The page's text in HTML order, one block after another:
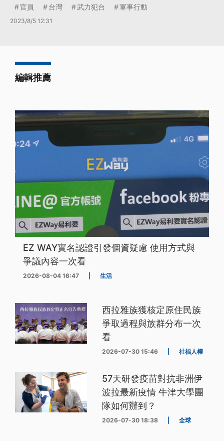
官員 台灣 武力犯台 軍事行動
2023/8/5 12:31
編輯推薦
EZ WAY實名認證引發個資疑慮 使用方式與
爭議內容一次看
2026-08-04 16:47 生活
西拉雅族獲核定原住民族
爭取過程與族群分布一次
看
2026-07-30 15:46 社福人權
57天研發疫苗對抗非洲伊
波拉最新疫情 牛津大學團
隊如何辦到？
2026-07-30 18:38 全球